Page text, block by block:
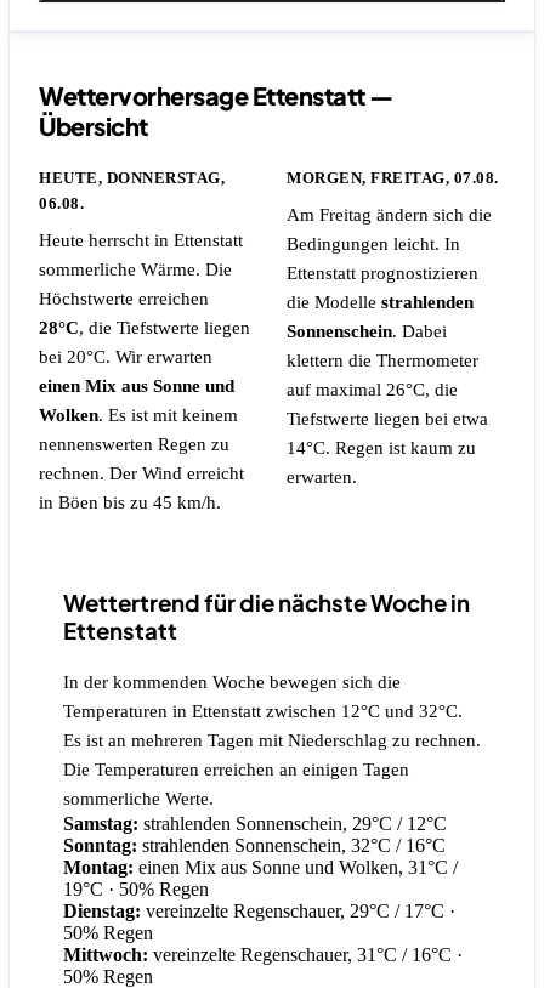
Wettervorhersage Ettenstatt —
Übersicht
HEUTE, DONNERSTAG,
06.08.
Heute herrscht in Ettenstatt
sommerliche Wärme. Die
Höchstwerte erreichen
28°C, die Tiefstwerte liegen
bei 20°C. Wir erwarten
einen Mix aus Sonne und
Wolken. Es ist mit keinem
nennenswerten Regen zu
rechnen. Der Wind erreicht
in Böen bis zu 45 km/h.
MORGEN, FREITAG, 07.08.
Am Freitag ändern sich die
Bedingungen leicht. In
Ettenstatt prognostizieren
die Modelle strahlenden
Sonnenschein. Dabei
klettern die Thermometer
auf maximal 26°C, die
Tiefstwerte liegen bei etwa
14°C. Regen ist kaum zu
erwarten.
Wettertrend für die nächste Woche in
Ettenstatt
In der kommenden Woche bewegen sich die
Temperaturen in Ettenstatt zwischen 12°C und 32°C.
Es ist an mehreren Tagen mit Niederschlag zu rechnen.
Die Temperaturen erreichen an einigen Tagen
sommerliche Werte.
Samstag: strahlenden Sonnenschein, 29°C / 12°C
Sonntag: strahlenden Sonnenschein, 32°C / 16°C
Montag: einen Mix aus Sonne und Wolken, 31°C /
19°C · 50% Regen
Dienstag: vereinzelte Regenschauer, 29°C / 17°C ·
50% Regen
Mittwoch: vereinzelte Regenschauer, 31°C / 16°C ·
50% Regen